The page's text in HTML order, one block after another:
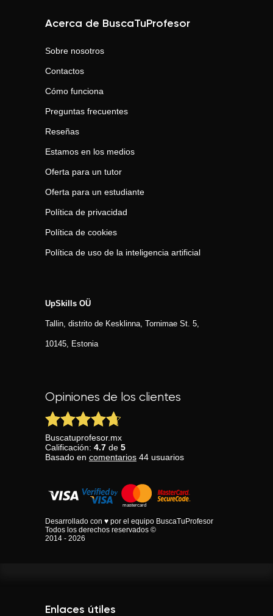
Acerca de BuscaTuProfesor
Sobre nosotros
Contactos
Cómo funciona
Preguntas frecuentes
Reseñas
Estamos en los medios
Oferta para un tutor
Oferta para un estudiante
Política de privacidad
Política de cookies
Política de uso de la inteligencia artificial
UpSkills OÜ
Tallin, distrito de Kesklinna, Tornimаe St. 5,
10145, Estonia
Opiniones de los clientes
Buscatuprofesor.mx
Calificación: 4.7 de 5
Basado en comentarios 44 usuarios
Desarrollado con ♥ por el equipo BuscaTuProfesor
Todos los derechos reservados ©
2014 - 2026
Enlaces útiles